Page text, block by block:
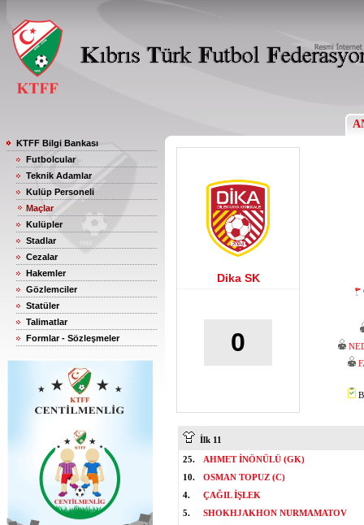
KTFF Bilgi Bankası
Futbolcular
Teknik Adamlar
Kulüp Personeli
Maçlar
Kulüpler
Stadlar
Cezalar
Hakemler
Gözlemciler
Statüler
Talimatlar
Formlar - Sözleşmeler
Dika SK
0
İlk 11
25.
AHMET İNÖNÜLÜ (GK)
10.
OSMAN TOPUZ (C)
4.
ÇAĞIL İŞLEK
5.
SHOKHJAKHON NURMAMATOV